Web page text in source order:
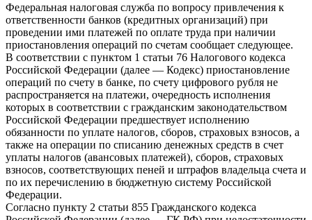
Федеральная налоговая служба по вопросу привлечения к
ответственности банков (кредитных организаций) при
проведении ими платежей по оплате труда при наличии
приостановления операций по счетам сообщает следующее.
В соответствии с пунктом 1 статьи 76 Налогового кодекса
Российской Федерации (далее — Кодекс) приостановление
операций по счету в банке, по счету цифрового рубля не
распространяется на платежи, очередность исполнения
которых в соответствии с гражданским законодательством
Российской Федерации предшествует исполнению
обязанности по уплате налогов, сборов, страховых взносов, а
также на операции по списанию денежных средств в счет
уплаты налогов (авансовых платежей), сборов, страховых
взносов, соответствующих пеней и штрафов владельца счета и
по их перечислению в бюджетную систему Российской
Федерации.
Согласно пункту 2 статьи 855 Гражданского кодекса